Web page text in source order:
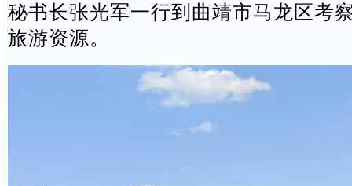
秘书长张光军一行到曲靖市马龙区考
旅游资源。